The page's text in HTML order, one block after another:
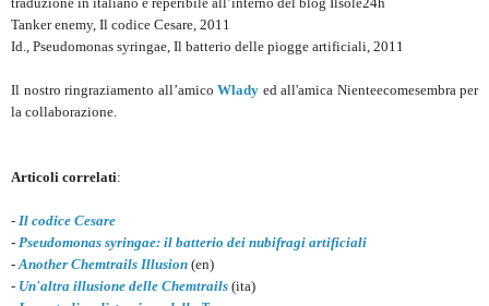
Tanker enemy, Il codice Cesare, 2011
Id., Pseudomonas syringae, Il batterio delle piogge artificiali, 2011
Il nostro ringraziamento all’amico Wlady ed all'amica Nienteecomesembra per
la collaborazione.
Articoli correlati:
- Il codice Cesare
- Pseudomonas syringae: il batterio dei nubifragi artificiali
- Another Chemtrails Illusion (en)
- Un'altra illusione delle Chemtrails (ita)